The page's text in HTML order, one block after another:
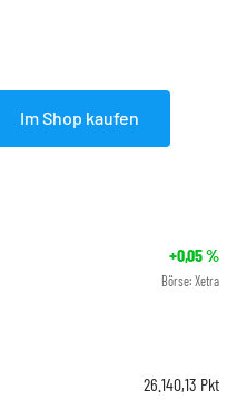
Im Shop kaufen
+0,05%
Börse: Xetra
26.140,13 Pkt